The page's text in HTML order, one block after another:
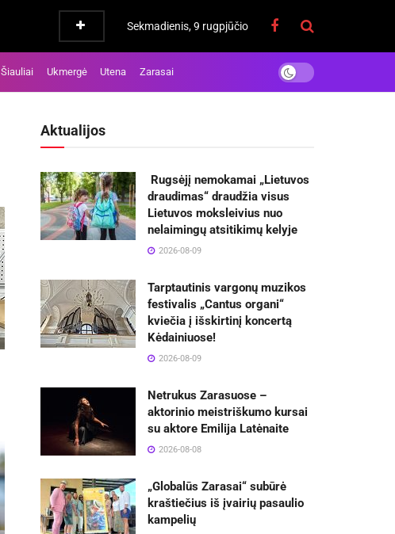
Sekmadienis, 9 rugpjūčio
Šiauliai Ukmergė Utena Zarasai
Aktualijos
Rugsėjį nemokamai „Lietuvos
draudimas“ draudžia visus
Lietuvos moksleivius nuo
nelaimingų atsitikimų kelyje
2026-08-09
Tarptautinis vargonų muzikos
festivalis „Cantus organi“
kviečia į išskirtinį koncertą
Kėdainiuose!
2026-08-09
Netrukus Zarasuose –
aktorinio meistriškumo kursai
su aktore Emilija Latėnaite
2026-08-08
„Globalūs Zarasai“ subūrė
kraštiečius iš įvairių pasaulio
kampelių